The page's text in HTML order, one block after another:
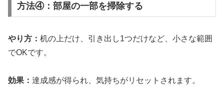
方法④：部屋の一部を掃除する
やり方： 机の上だけ、引き出し1つだけなど、小さな範囲
でOKです。
効果： 達成感が得られ、気持ちがリセットされます。